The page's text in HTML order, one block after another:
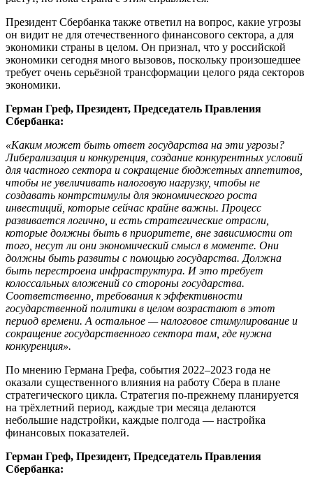
Президент Сбербанка также ответил на вопрос, какие угрозы
он видит не для отечественного финансового сектора, а для
экономики страны в целом. Он признал, что у российской
экономики сегодня много вызовов, поскольку произошедшее
требует очень серьёзной трансформации целого ряда секторов
экономики.
Герман Греф, Президент, Председатель Правления
Сбербанка:
«Каким может быть ответ государства на эти угрозы?
Либерализация и конкуренция, создание конкурентных условий
для частного сектора и сокращение бюджетных аппетитов,
чтобы не увеличивать налоговую нагрузку, чтобы не
создавать контрстимулы для экономического роста
инвестиций, которые сейчас крайне важны. Процесс
развивается логично, и есть стратегические отрасли,
которые должны быть в приоритете, вне зависимости от
того, несут ли они экономический смысл в моменте. Они
должны быть развиты с помощью государства. Должна
быть перестроена инфраструктура. И это требует
колоссальных вложений со стороны государства.
Соответственно, требования к эффективности
государственной политики в целом возрастают в этот
период времени. А остальное — налоговое стимулирование и
сокращение государственного сектора там, где нужна
конкуренция».
По мнению Германа Грефа, события 2022–2023 года не
оказали существенного влияния на работу Сбера в плане
стратегического цикла. Стратегия по-прежнему планируется
на трёхлетний период, каждые три месяца делаются
небольшие надстройки, каждые полгода — настройка
финансовых показателей.
Герман Греф, Президент, Председатель Правления
Сбербанка: